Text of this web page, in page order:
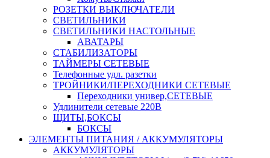
РОЗЕТКИ ВЫКЛЮЧАТЕЛИ
СВЕТИЛЬНИКИ
СВЕТИЛЬНИКИ НАСТОЛЬНЫЕ
АВАТАРЫ
СТАБИЛИЗАТОРЫ
ТАЙМЕРЫ СЕТЕВЫЕ
Телефонные удл. разетки
ТРОЙНИКИ/ПЕРЕХОДНИКИ СЕТЕВЫЕ
Переходники универ,СЕТЕВЫЕ
Удлинители сетевые 220В
ЩИТЫ,БОКСЫ
БОКСЫ
ЭЛЕМЕНТЫ ПИТАНИЯ / АККУМУЛЯТОРЫ
АККУМУЛЯТОРЫ